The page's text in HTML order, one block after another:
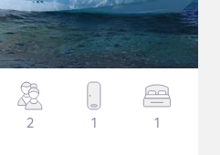
2 1 1